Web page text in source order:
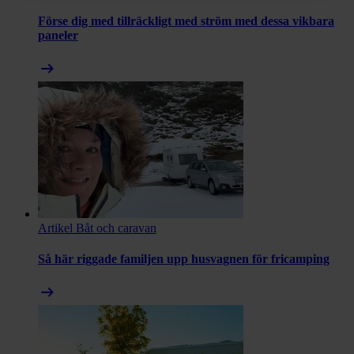
Förse dig med tillräckligt med ström med dessa vikbara
paneler
arrow_right_alt
Artikel Båt och caravan
Så här riggade familjen upp husvagnen för fricamping
arrow_right_alt